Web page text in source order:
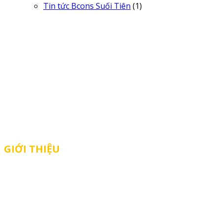
Tin tức Bcons Suối Tiên (1)
GIỚI THIỆU